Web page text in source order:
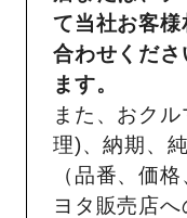
て当社お客
合わせくださ
ます。
また、おク
理)、納期、
（品番、価
ヨタ販売店